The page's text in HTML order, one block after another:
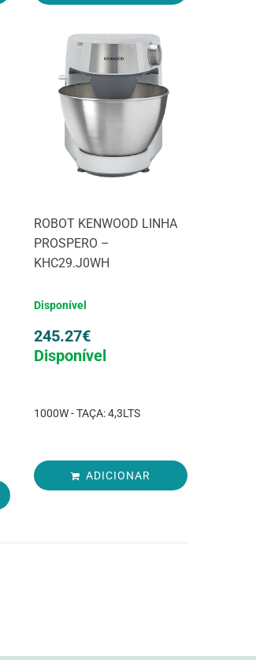
ROBOT KENWOOD LINHA
PROSPERO –
KHC29.J0WH
Disponível
245.27€
Disponível
1000W - TAÇA: 4,3LTS
ADICIONAR